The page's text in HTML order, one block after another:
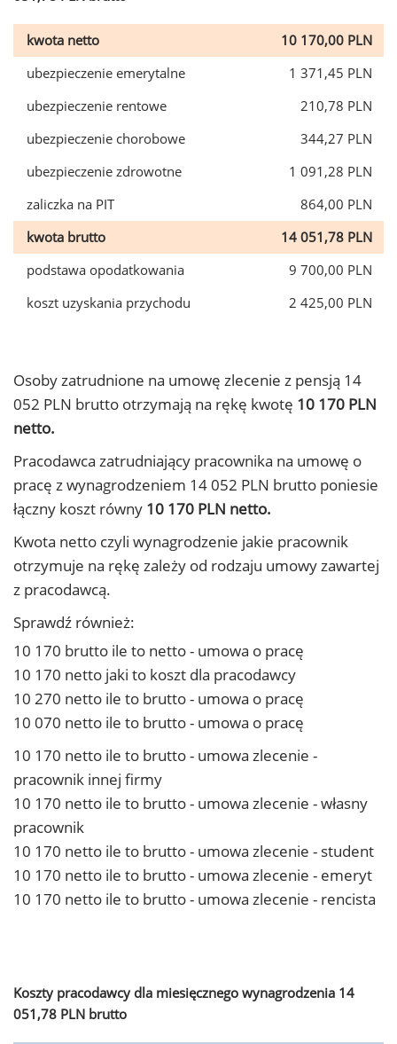
kwota netto
10 170,00 PLN
ubezpieczenie emerytalne
1 371,45 PLN
ubezpieczenie rentowe
210,78 PLN
ubezpieczenie chorobowe
344,27 PLN
ubezpieczenie zdrowotne
1 091,28 PLN
zaliczka na PIT
864,00 PLN
kwota brutto
14 051,78 PLN
podstawa opodatkowania
9 700,00 PLN
koszt uzyskania przychodu
2 425,00 PLN
Osoby zatrudnione na umowę zlecenie z pensją 14
052 PLN brutto otrzymają na rękę kwotę 10 170 PLN
netto.
Pracodawca zatrudniający pracownika na umowę o
pracę z wynagrodzeniem 14 052 PLN brutto poniesie
łączny koszt równy 10 170 PLN netto.
Kwota netto czyli wynagrodzenie jakie pracownik
otrzymuje na rękę zależy od rodzaju umowy zawartej
z pracodawcą.
Sprawdź również:
10 170 brutto ile to netto - umowa o pracę
10 170 netto jaki to koszt dla pracodawcy
10 270 netto ile to brutto - umowa o pracę
10 070 netto ile to brutto - umowa o pracę
10 170 netto ile to brutto - umowa zlecenie -
pracownik innej firmy
10 170 netto ile to brutto - umowa zlecenie - własny
pracownik
10 170 netto ile to brutto - umowa zlecenie - student
10 170 netto ile to brutto - umowa zlecenie - emeryt
10 170 netto ile to brutto - umowa zlecenie - rencista
Koszty pracodawcy dla miesięcznego wynagrodzenia 14
051,78 PLN brutto